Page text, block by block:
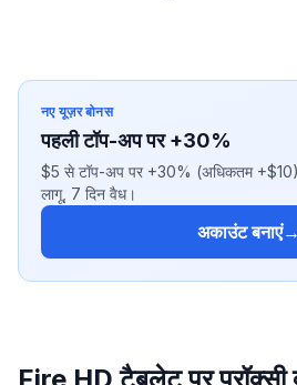
नए यूज़र बोनस
पहली टॉप-अप पर +30%
$5 से टॉप-अप पर +30% (अधिकतम
लागू, 7 दिन वैध।
अकाउंट बनाएं→